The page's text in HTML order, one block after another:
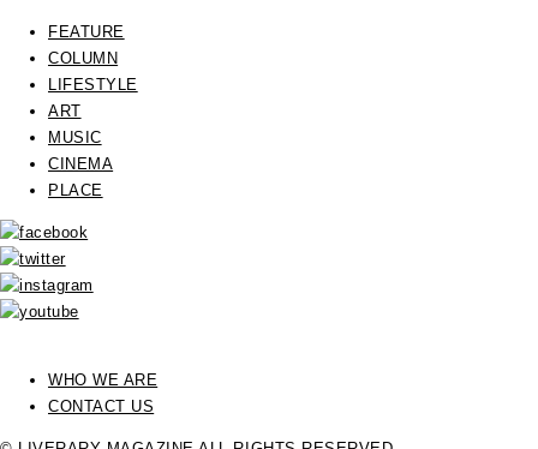
FEATURE
COLUMN
LIFESTYLE
ART
MUSIC
CINEMA
PLACE
WHO WE ARE
CONTACT US